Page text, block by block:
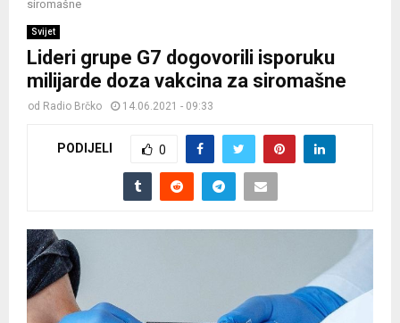
siromašne
Svijet
Lideri grupe G7 dogovorili isporuku
milijarde doza vakcina za siromašne
od Radio Brčko 14.06.2021 - 09:33
PODIJELI 0